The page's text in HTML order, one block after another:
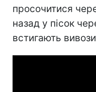
просочитися
назад у пісок
встигають